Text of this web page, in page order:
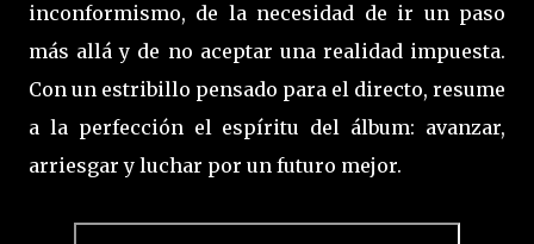
inconformismo, de la necesidad de ir un paso
más allá y de no aceptar una realidad impuesta.
Con un estribillo pensado para el directo, resume
a la perfección el espíritu del álbum: avanzar,
arriesgar y luchar por un futuro mejor.